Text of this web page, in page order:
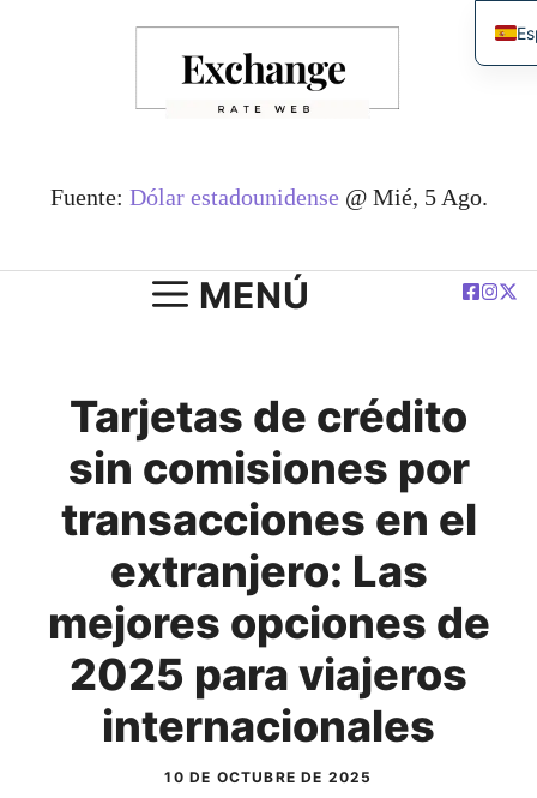
Fuente: Dólar estadounidense @ Mié, 5 Ago.
MENÚ
Tarjetas de crédito
sin comisiones por
transacciones en el
extranjero: Las
mejores opciones de
2025 para viajeros
internacionales
10 DE OCTUBRE DE 2025